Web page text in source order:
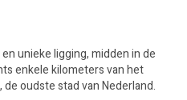
unieke ligging, midden in de
enkele kilometers van het
oudste stad van Nederland.